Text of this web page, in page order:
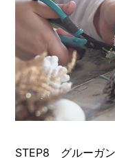
STEP8 グルーガ